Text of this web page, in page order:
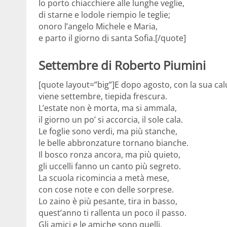
Io porto chiacchiere alle lunghe veglie,
di starne e lodole riempio le teglie;
onoro l’angelo Michele e Maria,
e parto il giorno di santa Sofia.[/quote]
Settembre di Roberto Piumini
[quote layout=”big”]E dopo agosto, con la sua
viene settembre, tiepida frescura.
L’estate non è morta, ma si ammala,
il giorno un po’ si accorcia, il sole cala.
Le foglie sono verdi, ma più stanche,
le belle abbronzature tornano bianche.
Il bosco ronza ancora, ma più quieto,
gli uccelli fanno un canto più segreto.
La scuola ricomincia a metà mese,
con cose note e con delle sorprese.
Lo zaino è più pesante, tira in basso,
quest’anno ti rallenta un poco il passo.
Gli amici e le amiche sono quelli,